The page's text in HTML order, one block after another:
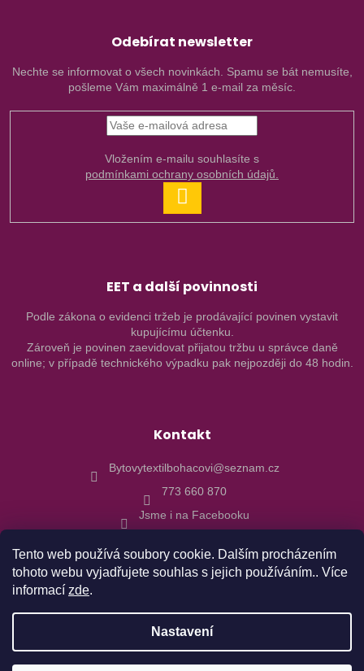
Tento web používá soubory cookie. Dalším procházením
tohoto webu vyjadřujete souhlas s jejich používáním.. Více
informací zde.
Nastavení
Odebírat newsletter
Nechte se informovat o všech novinkách. Spamu se bát nemusíte,
pošleme Vám maximálně 1 e-mail za měsíc.
podmínkami ochrany osobních údajů.
SE
EET a další povinnosti
Podle zákona o evidenci tržeb je prodávající povinen vystavit
kupujícímu účtenku.
Zároveň je povinen zaevidovat přijatou tržbu u správce daně
online; v případě technického výpadku pak nejpozději do 48 hodin.
Kontakt
Bytovytextilbohacovi@seznam.cz
773 660 870
Jsme i na Facebooku